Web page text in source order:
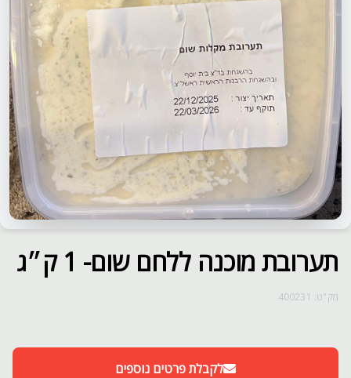
תערובת מוכנה ללחם שום- 1 ק״ג
מק"ט: 400231
לקבלת פרטים נוספים